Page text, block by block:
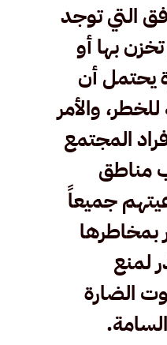
التي توجد
بها أو
يحتمل أن
والأمر
المجتمع
مناطق
جميعاً
بمخاطرها
لمنع
الضارة